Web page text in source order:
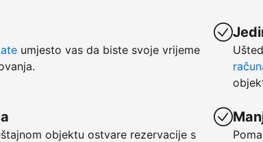
umjesto vas da biste svoje vrijeme
objektu ostvare rezervacije s